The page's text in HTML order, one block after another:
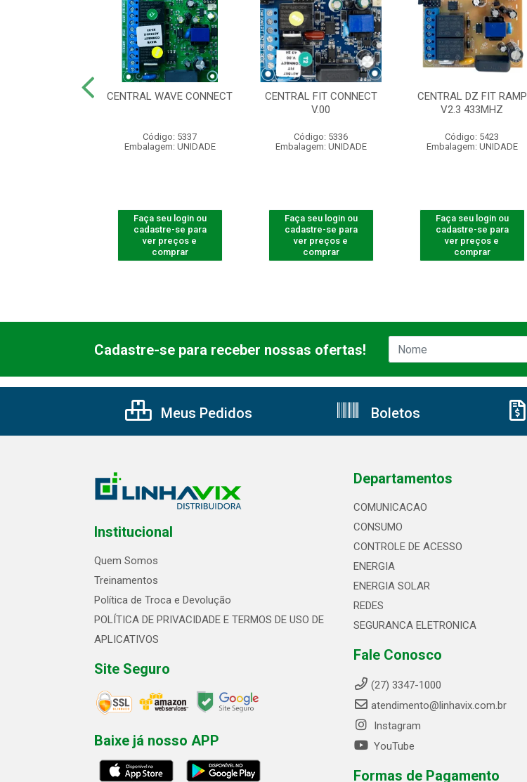
CENTRAL WAVE CONNECT
Código: 5337
Embalagem: UNIDADE
Faça seu login ou
cadastre-se para
ver preços e
comprar
CENTRAL FIT CONNECT
V.00
Código: 5336
Embalagem: UNIDADE
Faça seu login ou
cadastre-se para
ver preços e
comprar
CENTRAL DZ FIT RAMP
V2.3 433MHZ
Código: 5423
Embalagem: UNIDADE
Faça seu login ou
cadastre-se para
ver preços e
comprar
Cadastre-se para receber nossas ofertas!
Meus Pedidos Boletos
Institucional
Quem Somos
Treinamentos
Política de Troca e Devolução
POLÍTICA DE PRIVACIDADE E TERMOS DE USO DE
APLICATIVOS
Site Seguro
Baixe já nosso APP
Departamentos
COMUNICACAO
CONSUMO
CONTROLE DE ACESSO
ENERGIA
ENERGIA SOLAR
REDES
SEGURANCA ELETRONICA
Fale Conosco
(27) 3347-1000
atendimento@linhavix.com.br
Instagram
YouTube
Formas de Pagamento